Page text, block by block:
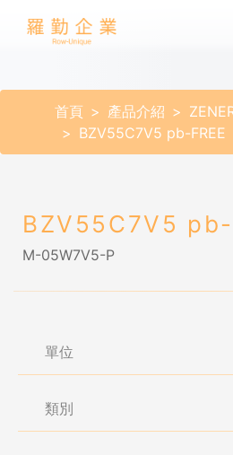
首頁 產品介紹
BZV55C7V5 pb-FREE
BZV55C7V5 pb-
M-05W7V5-P
單位
類別